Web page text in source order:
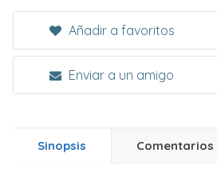
Añadir a favoritos
Enviar a un amigo
Sinopsis Comentarios